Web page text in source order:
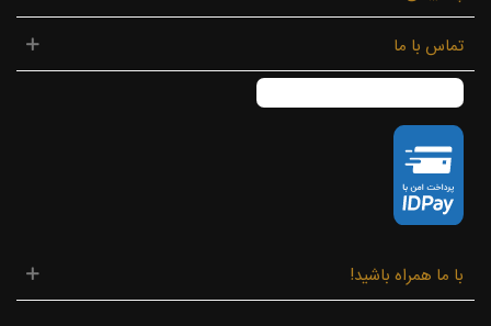
تماس با ما
با ما همراه باشید!